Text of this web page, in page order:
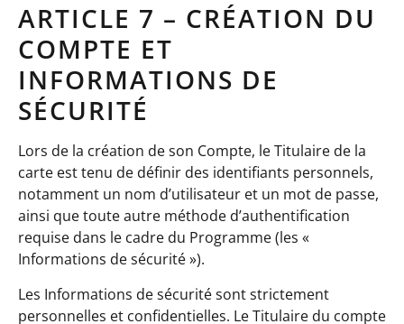
ARTICLE 7 – CRÉATION DU
COMPTE ET
INFORMATIONS DE
SÉCURITÉ
Lors de la création de son Compte, le Titulaire de la
carte est tenu de définir des identifiants personnels,
notamment un nom d’utilisateur et un mot de passe,
ainsi que toute autre méthode d’authentification
requise dans le cadre du Programme (les «
Informations de sécurité »).
Les Informations de sécurité sont strictement
personnelles et confidentielles. Le Titulaire du compte